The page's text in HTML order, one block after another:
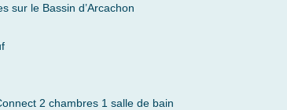
sur le Bassin d’Arcachon
2 chambres 1 salle de bain